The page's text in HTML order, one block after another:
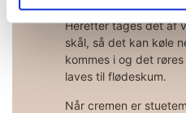
hele tiden.
Herefter tages det af
skål, så det kan køle
kommes i og det
laves til flødeskum.
Når cremen er